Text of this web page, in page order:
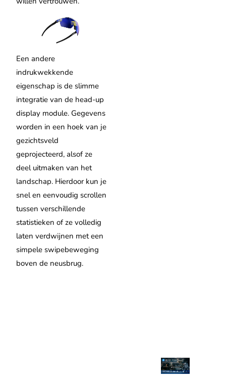
Een andere
indrukwekkende
eigenschap is de slimme
integratie van de head-up
display module. Gegevens
worden in een hoek van je
gezichtsveld
geprojecteerd, alsof ze
deel uitmaken van het
landschap. Hierdoor kun je
snel en eenvoudig scrollen
tussen verschillende
statistieken of ze volledig
laten verdwijnen met een
simpele swipebeweging
boven de neusbrug.